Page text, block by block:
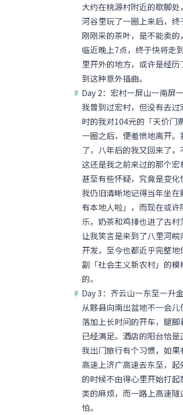
大约在桃源村附近的歇脚
河谷里玩了一圈上来后，
刚刚采的茶叶，是不能卖
临近晚上7点，终于快将走
里开外的地方，或许是经
到这种意外插曲。
Day 2：宏村—屏山—南屏
我曾到过宏村，但没有去
时的我对104元的「天价门
一圈之后，便羞愤地离开
了，八年后的我又回来了
这还是我之前来过的那个
甚至有些怀疑，究竟是变化
我仍旧清晰地记得当年坐
有本地人啦」，而现在或
乐，奶茶和鸡排也进了古
让我笑言是来到了八里河
开发，至今也都近乎完整
副「社会主义新农村」的
的。
Day 3：齐云山—东至—升
从黟县向南出盆地不一会
落加上长时间的开车，腿
已经满足。酒店的阳台恰
我出门旅行有个习惯，如
高速上济广高速去东至，
的时候不由得心里开始打
类的麻烦，而一路上高速
怕。